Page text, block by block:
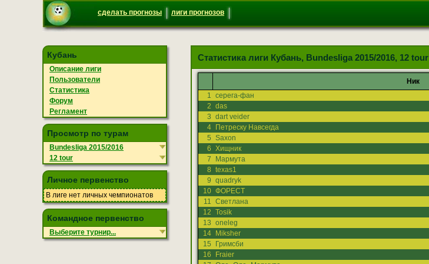
сделать прогнозы лиги прогнозов
Статистика лиги Кубань, Bundesliga 2015/2016, 12 tour
Ник
1 серега-фан
2 das
3 dart veider
4
Петреску Навсегда
5 Saxon
6 Хищник
7
Мармута
8 texas1
9 quadryk
10 ФОРЕСТ
11 Светлана
12 Tosik
13 oneleg
14
Miksher
15
Гримсби
16
Fraier
Кубань
Описание лиги
Пользователи
Статистика
Форум
Регламент
Просмотр по турам
Bundesliga 2015/2016
12 tour
Личное первенство
В лиге нет личных чемпионатов
Командное первенство
Выберите турнир...